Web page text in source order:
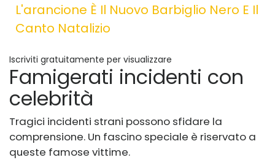
L'arancione È Il Nuovo Barbiglio Nero E Il
Canto Natalizio
Iscriviti gratuitamente per visualizzare
Famigerati incidenti con
celebrità
Tragici incidenti strani possono sfidare la
comprensione. Un fascino speciale è riservato a
queste famose vittime.